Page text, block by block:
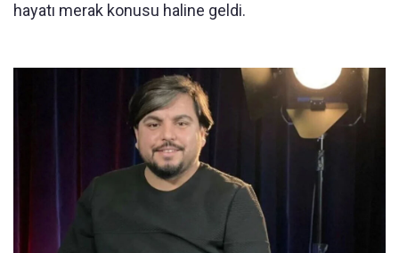
hayatı merak konusu haline geldi.